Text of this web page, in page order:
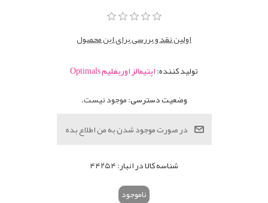
اولین نقد و بررسی برای این محصول
تولید کننده:اپتیمالز اوریفلیم Optimals
وضعیت دسترسی:موجود نیست.
شناسه کالا در انبار:۴۴۲۵۴
ناموجود